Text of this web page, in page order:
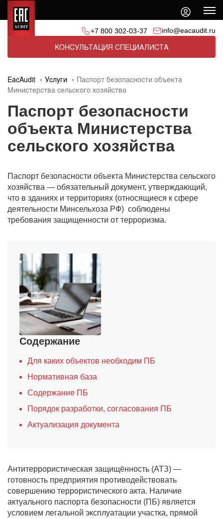
+7 800 302-03-37 info@eacaudit.ru
КОНСУЛЬТАЦИЯ СПЕЦИАЛИСТА
EacAudit Услуги
Паспорт безопасности объекта
Министерства сельского хозяйства
Паспорт безопасности
объекта Министерства
сельского хозяйства
Паспорт безопасности объекта Министерства сельского
хозяйства — обязательный документ, утверждающий,
что в зданиях и территориях (относящиеся к сфере
деятельности Минсельхоза РФ) соблюдены
требования защищенности от терроризма.
Содержание
Для каких объектов необходим ПБ
Нормативная база
Содержание ПБ
Порядок разработки, согласования ПБ
Актуализация документа
Антитеррористическая защищённость (АТЗ) —
готовность предприятия противодействовать
совершению террористического акта. Наличие
актуального паспорта безопасности (ПБ) является
условием легальной эксплуатации участка, прямой